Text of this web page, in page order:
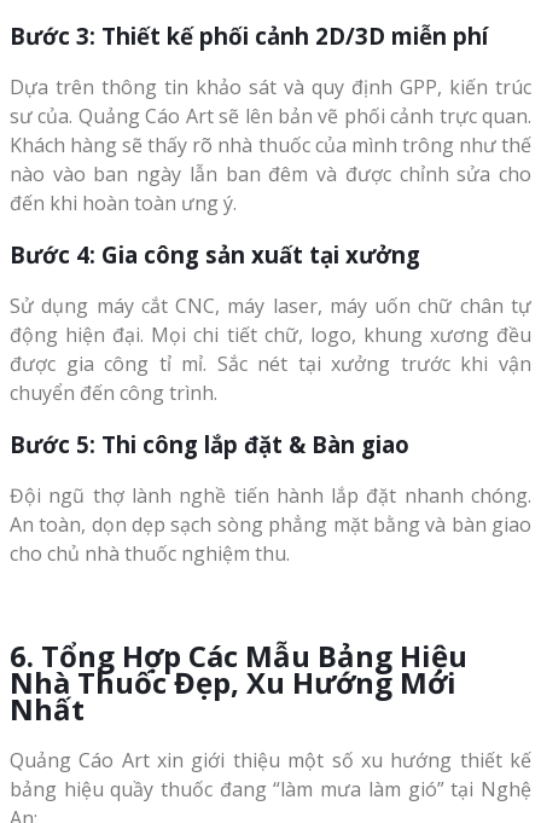
Bước 3: Thiết kế phối cảnh 2D/3D miễn phí
Dựa trên thông tin khảo sát và quy định GPP, kiến trúc
sư của. Quảng Cáo Art sẽ lên bản vẽ phối cảnh trực quan.
Khách hàng sẽ thấy rõ nhà thuốc của mình trông như thế
nào vào ban ngày lẫn ban đêm và được chỉnh sửa cho
đến khi hoàn toàn ưng ý.
Bước 4: Gia công sản xuất tại xưởng
Sử dụng máy cắt CNC, máy laser, máy uốn chữ chân tự
động hiện đại. Mọi chi tiết chữ, logo, khung xương đều
được gia công tỉ mỉ. Sắc nét tại xưởng trước khi vận
chuyển đến công trình.
Bước 5: Thi công lắp đặt & Bàn giao
Đội ngũ thợ lành nghề tiến hành lắp đặt nhanh chóng.
An toàn, dọn dẹp sạch sòng phẳng mặt bằng và bàn giao
cho chủ nhà thuốc nghiệm thu.
6. Tổng Hợp Các Mẫu Bảng Hiệu
Nhà Thuốc Đẹp, Xu Hướng Mới
Nhất
Quảng Cáo Art xin giới thiệu một số xu hướng thiết kế
bảng hiệu quầy thuốc đang “làm mưa làm gió” tại Nghệ